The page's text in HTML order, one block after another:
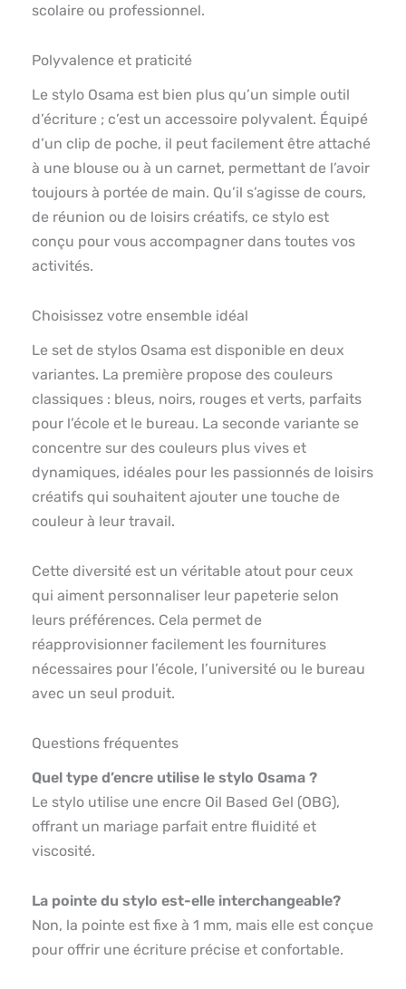
scolaire ou professionnel.
Polyvalence et praticité
Le stylo Osama est bien plus qu’un simple outil
d’écriture ; c’est un accessoire polyvalent. Équipé
d’un clip de poche, il peut facilement être attaché
à une blouse ou à un carnet, permettant de l’avoir
toujours à portée de main. Qu’il s’agisse de cours,
de réunion ou de loisirs créatifs, ce stylo est
conçu pour vous accompagner dans toutes vos
activités.
Choisissez votre ensemble idéal
Le set de stylos Osama est disponible en deux
variantes. La première propose des couleurs
classiques : bleus, noirs, rouges et verts, parfaits
pour l’école et le bureau. La seconde variante se
concentre sur des couleurs plus vives et
dynamiques, idéales pour les passionnés de loisirs
créatifs qui souhaitent ajouter une touche de
couleur à leur travail.
Cette diversité est un véritable atout pour ceux
qui aiment personnaliser leur papeterie selon
leurs préférences. Cela permet de
réapprovisionner facilement les fournitures
nécessaires pour l’école, l’université ou le bureau
avec un seul produit.
Questions fréquentes
Quel type d’encre utilise le stylo Osama ?
Le stylo utilise une encre Oil Based Gel (OBG),
offrant un mariage parfait entre fluidité et
viscosité.
La pointe du stylo est-elle interchangeable?
Non, la pointe est fixe à 1 mm, mais elle est conçue
pour offrir une écriture précise et confortable.